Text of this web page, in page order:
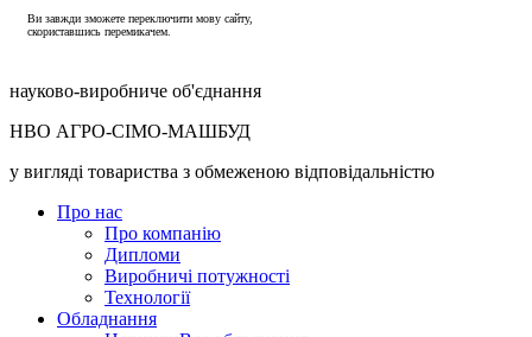
Ви завжди зможете переключити мову сайту,
скориставшись перемикачем.
науково-виробниче об'єднання
НВО АГРО-СІМО-МАШБУД
у вигляді товариства з обмеженою відповідальністю
Про нас
Про компанію
Дипломи
Виробничі потужності
Технології
Обладнання